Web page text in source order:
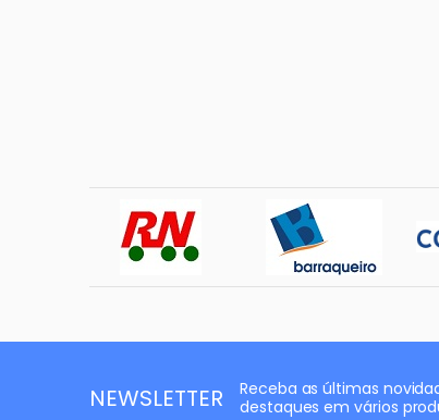
NEWSLETTER
Receba as últimas
destaques em vários